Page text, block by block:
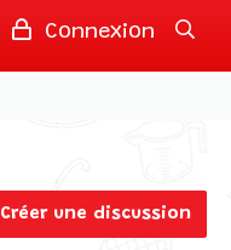
Connexion
Créer une discussion